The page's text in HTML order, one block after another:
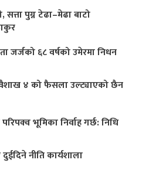
सत्ता पुग्न टेढा–मेढा बाटो
जर्जको ६८ वर्षको उमेरमा निधन
४ को फैसला उल्ट्याएको छैन
भूमिका निर्वाह गर्छ: निधि
नीति कार्यशाला